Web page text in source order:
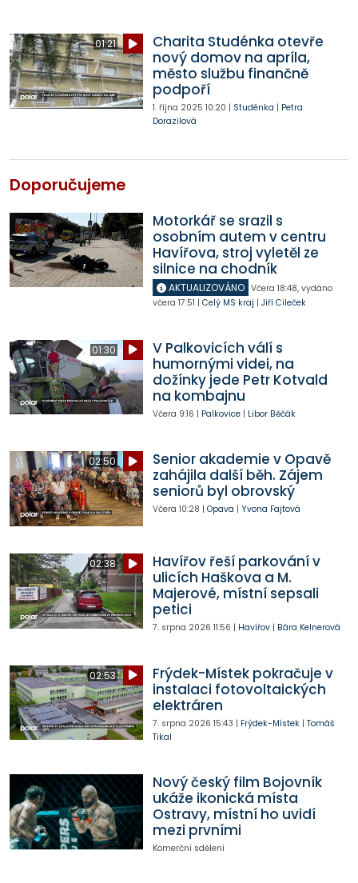
01:21
Charita Studénka otevře
nový domov na apríla,
město službu finančně
podpoří
1. října 2025 10:20 | Studénka | Petra
Dorazilová
Doporučujeme
Motorkář se srazil s
osobním autem v centru
Havířova, stroj vyletěl ze
silnice na chodník
AKTUALIZOVÁNO Včera 18:48, vydáno
včera 17:51 | Celý MS kraj | Jiří Cileček
01:30
V Palkovicích válí s
humornými videi, na
dožínky jede Petr Kotvald
na kombajnu
Včera 9:16 | Palkovice| Libor Běčák
02:50
Senior akademie v Opavě
zahájila další běh. Zájem
seniorů byl obrovský
Včera 10:28 | Opava | Yvona Fajtová
02:38
Havířov řeší parkování v
ulicích Haškova a M.
Majerové, místní sepsali
petici
7. srpna 2026 11:56 | Havířov| Bára Kelnerová
02:53
Frýdek-Místek pokračuje v
instalaci fotovoltaických
elektráren
7. srpna 2026 15:43 | Frýdek-Místek| Tomáš
Tikal
Nový český film Bojovník
ukáže ikonická místa
Ostravy, místní ho uvidí
mezi prvními
Komerční sdělení